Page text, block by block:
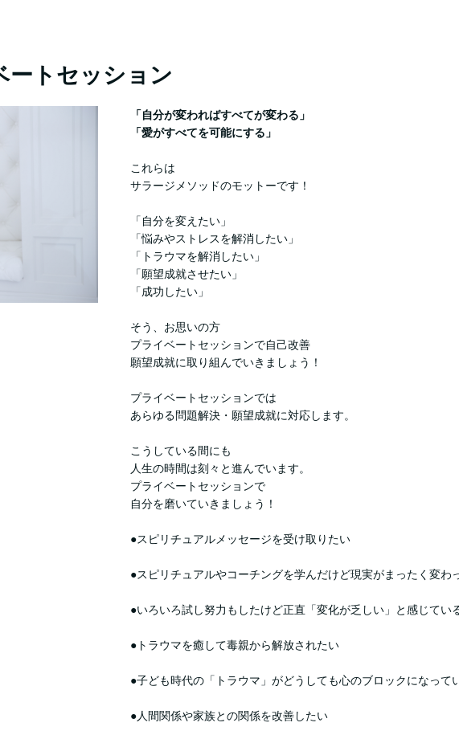
ートセッション
「自分が変わればすべてが変わる」
「愛がすべてを可能にする」
これらは
サラージメソッドのモットーです！
「自分を変えたい」
「悩みやストレスを解消したい」
「トラウマを解消したい」
「願望成就させたい」
「成功したい」
そう、お思いの方
プライベートセッションで自己改善
願望成就に取り組んでいきましょう！
プライベートセッションでは
あらゆる問題解決・願望成就に対応します。
こうしている間にも
人生の時間は刻々と進んでいます。
プライベートセッションで
自分を磨いていきましょう！
●スピリチュアルメッセージを受け取りたい
●スピリチュアルやコーチングを学んだけど現実がまったく変わ
●いろいろ試し努力もしたけど正直「変化が乏しい」と感じてい
●トラウマを癒して毒親から解放されたい
●子ども時代の「トラウマ」がどうしても心のブロックになって
●人間関係や家族との関係を改善したい